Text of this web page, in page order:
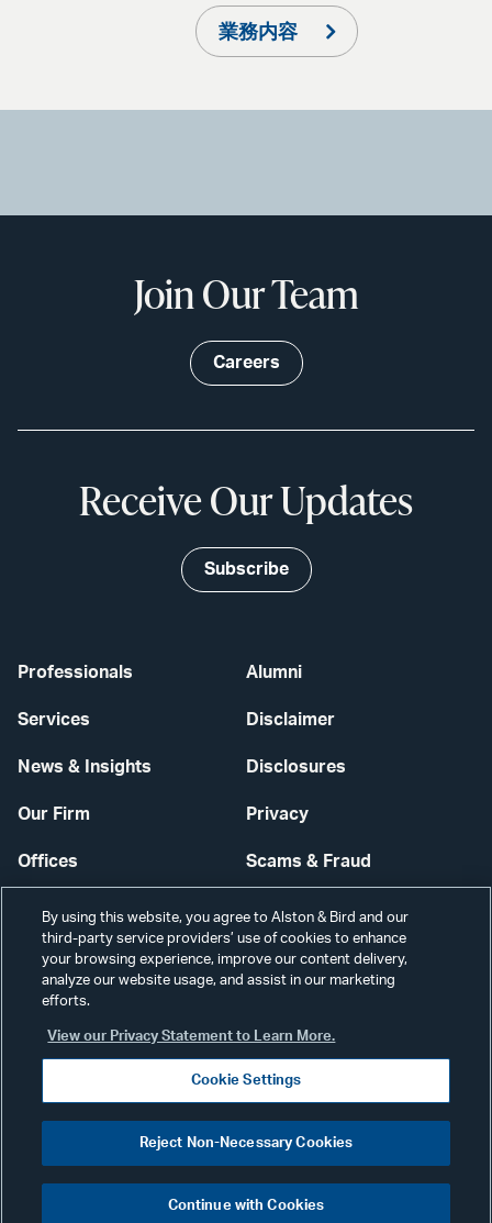
業務内容
Professionals
Services
News & Insights
Our Firm
Offices
Careers
Alumni
Disclaimer
Disclosures
Privacy
Scams & Fraud
Contact Us
Secure Login
Join Our Team
Careers
Receive Our Updates
Subscribe
©2026 ALSTON & BIRD LLP
Visit
our
By using this website, you agree to Alston & Bird and our
third-party service providers’ use of cookies to enhance
your browsing experience, improve our content delivery,
analyze our website usage, and assist in our marketing
efforts.
View our Privacy Statement to Learn More.
Cookie Settings
Reject Non-Necessary Cookies
Continue with Cookies